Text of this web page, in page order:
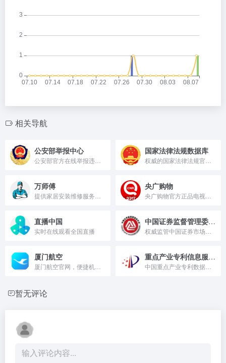
相关导航
公安部举报中心 国家法律法规数据库
万师傅 央广购物
直播中国
实时在线观看全国直播
中国证券监督管理委员会
厦门航空 重点产业专利信息服务平台
暂无评论